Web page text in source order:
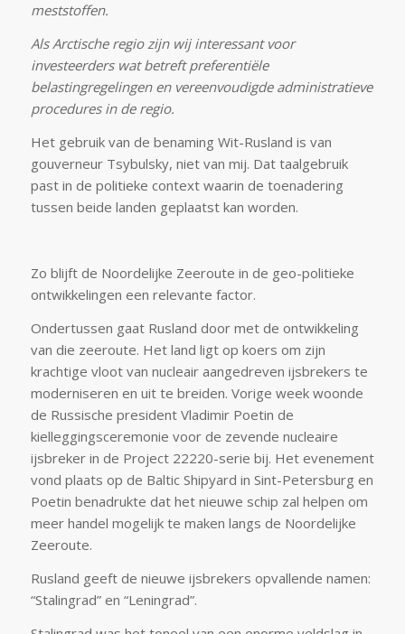
meststoffen.
Als Arctische regio zijn wij interessant voor
investeerders wat betreft preferentiële
belastingregelingen en vereenvoudigde administratieve
procedures in de regio.
Het gebruik van de benaming Wit-Rusland is van
gouverneur Tsybulsky, niet van mij. Dat taalgebruik
past in de politieke context waarin de toenadering
tussen beide landen geplaatst kan worden.
Zo blijft de Noordelijke Zeeroute in de geo-politieke
ontwikkelingen een relevante factor.
Ondertussen gaat Rusland door met de ontwikkeling
van die zeeroute. Het land ligt op koers om zijn
krachtige vloot van nucleair aangedreven ijsbrekers te
moderniseren en uit te breiden. Vorige week woonde
de Russische president Vladimir Poetin de
kielleggingsceremonie voor de zevende nucleaire
ijsbreker in de Project 22220-serie bij. Het evenement
vond plaats op de Baltic Shipyard in Sint-Petersburg en
Poetin benadrukte dat het nieuwe schip zal helpen om
meer handel mogelijk te maken langs de Noordelijke
Zeeroute.
Rusland geeft de nieuwe ijsbrekers opvallende namen:
“Stalingrad” en “Leningrad”.